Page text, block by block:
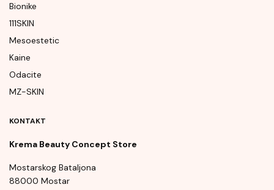
Bionike
111SKIN
Mesoestetic
Kaine
Odacite
MZ-SKIN
KONTAKT
Krema Beauty Concept Store
Mostarskog Bataljona
88000 Mostar